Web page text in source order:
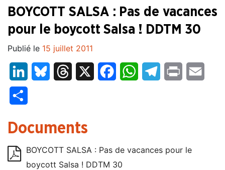
BOYCOTT SALSA : Pas de vacances
pour le boycott Salsa ! DDTM 30
Publié le 15 juillet 2011
LinkedInBluesky Threads FacebookWhatsAppTelegram
Print
Documents
BOYCOTT SALSA : Pas de vacances pour le
boycott Salsa ! DDTM 30